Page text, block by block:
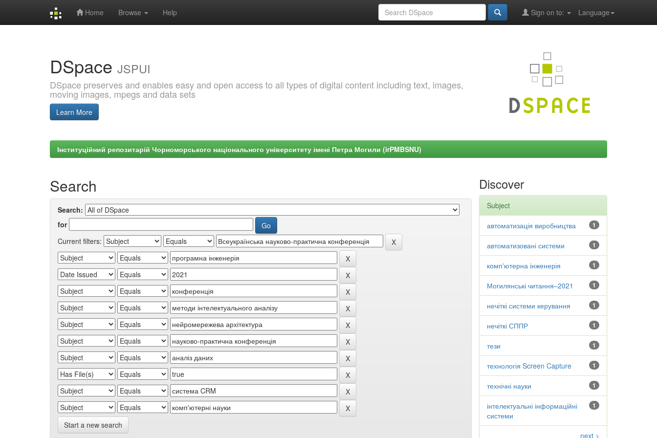
Home Browse Help Language
Sign on to:
DSpace JSPUI
DSpace preserves and enables easy and open access to all types of digital content including text, images,
moving images, mpegs and data sets
Learn More
Інституційний репозитарій Чорноморського національного університету імені Петра Могили (irPMBSNU)
Search
Search:
for
Current filters:
Start a new search
Discover
Subject
1
автоматизація виробництва
1
автоматизовані системи
1
комп'ютерна інженерія
1
Могилянські читання–2021
1
нечіткі системи керування
1
нечіткі СППР
1
тези
1
технологія Screen Capture
1
технічні науки
1
інтелектуальні інформаційні
системи
next >